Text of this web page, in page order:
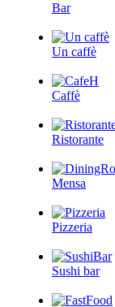
Bar
Un caffè
Caffè
Ristorante
Mensa
Pizzeria
Sushi bar